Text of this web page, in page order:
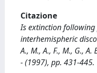
Citazione
Is extinction
interhemispheric
A., M., A., F., M., G., A.
- (1997), pp. 431-445.